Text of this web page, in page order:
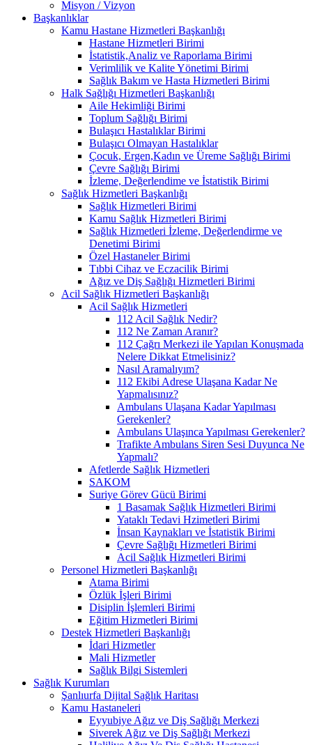
Misyon / Vizyon
Başkanlıklar
Kamu Hastane Hizmetleri Başkanlığı
Hastane Hizmetleri Birimi
İstatistik,Analiz ve Raporlama Birimi
Verimlilik ve Kalite Yönetimi Birimi
Sağlık Bakım ve Hasta Hizmetleri Birimi
Halk Sağlığı Hizmetleri Başkanlığı
Aile Hekimliği Birimi
Toplum Sağlığı Birimi
Bulaşıcı Hastalıklar Birimi
Bulaşıcı Olmayan Hastalıklar
Çocuk, Ergen,Kadın ve Üreme Sağlığı Birimi
Çevre Sağlığı Birimi
İzleme, Değerlendime ve İstatistik Birimi
Sağlık Hizmetleri Başkanlığı
Sağlık Hizmetleri Birimi
Kamu Sağlık Hizmetleri Birimi
Sağlık Hizmetleri İzleme, Değerlendirme ve
Denetimi Birimi
Özel Hastaneler Birimi
Tıbbi Cihaz ve Eczacilik Birimi
Ağız ve Diş Sağlığı Hizmetleri Birimi
Acil Sağlık Hizmetleri Başkanlığı
Acil Sağlık Hizmetleri
112 Acil Sağlık Nedir?
112 Ne Zaman Aranır?
112 Çağrı Merkezi ile Yapılan Konuşmada
Nelere Dikkat Etmelisiniz?
Nasıl Aramalıyım?
112 Ekibi Adrese Ulaşana Kadar Ne
Yapmalısınız?
Ambulans Ulaşana Kadar Yapılması
Gerekenler?
Ambulans Ulaşınca Yapılması Gerekenler?
Trafikte Ambulans Siren Sesi Duyunca Ne
Yapmalı?
Afetlerde Sağlık Hizmetleri
SAKOM
Suriye Görev Gücü Birimi
1 Basamak Sağlık Hizmetleri Birimi
Yataklı Tedavi Hzimetleri Birimi
İnsan Kaynakları ve İstatistik Birimi
Çevre Sağlığı Hizmetleri Birimi
Acil Sağlık Hizmetleri Birimi
Personel Hizmetleri Başkanlığı
Atama Birimi
Özlük İşleri Birimi
Disiplin İşlemleri Birimi
Eğitim Hizmetleri Birimi
Destek Hizmetleri Başkanlığı
İdari Hizmetler
Mali Hizmetler
Sağlık Bilgi Sistemleri
Sağlık Kurumları
Şanlıurfa Dijital Sağlık Haritası
Kamu Hastaneleri
Eyyubiye Ağız ve Diş Sağlığı Merkezi
Siverek Ağız ve Diş Sağlığı Merkezi